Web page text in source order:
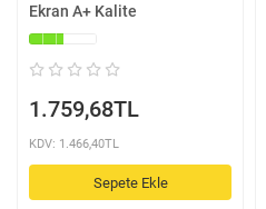
Ekran A+ Kalite
1.759,68TL
KDV: 1.466,40TL
Sepete Ekle